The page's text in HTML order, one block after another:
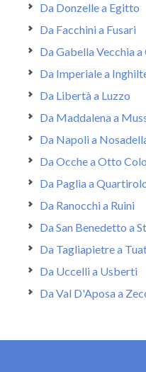
Da Donzelle a Egitto
Da Facchini a Fusari
Da Gabella Vecchia
Da Imperiale a
Da Libertà a Luzzo
Da Maddalena a
Da Napoli a
Da Ocche a Otto
Da Paglia a
Da Ranocchi a Ruini
Da San Benedetto a
Da Tagliapietre a
Da Uccelli a Usberti
Da Val D'Aposa a